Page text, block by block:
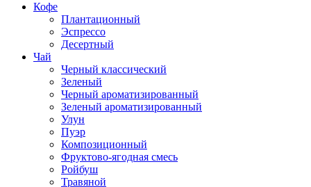
Кофе
Плантационный
Эспрессо
Десертный
Чай
Черный классический
Зеленый
Черный ароматизированный
Зеленый ароматизированный
Улун
Пуэр
Композиционный
Фруктово-ягодная смесь
Ройбуш
Травяной